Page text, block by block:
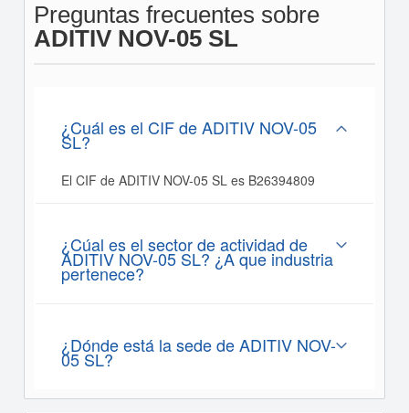
Preguntas frecuentes sobre
ADITIV NOV-05 SL
¿Cuál es el CIF de ADITIV NOV-05
SL?
El CIF de ADITIV NOV-05 SL es B26394809
¿Cúal es el sector de actividad de
ADITIV NOV-05 SL? ¿A que industria
pertenece?
¿Dónde está la sede de ADITIV NOV-
05 SL?